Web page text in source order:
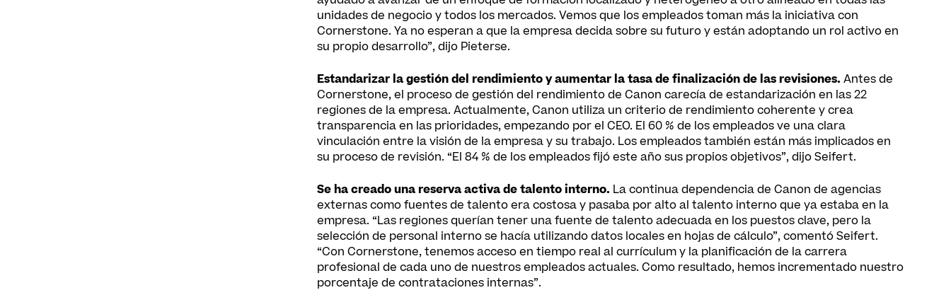
unidades de negocio y todos los mercados. Vemos que los empleados toman más la iniciativa con
Cornerstone. Ya no esperan a que la empresa decida sobre su futuro y están adoptando un rol activo en
su propio desarrollo”, dijo Pieterse.
Estandarizar la gestión del rendimiento y aumentar la tasa de finalización de las revisiones. Antes de
Cornerstone, el proceso de gestión del rendimiento de Canon carecía de estandarización en las 22
regiones de la empresa. Actualmente, Canon utiliza un criterio de rendimiento coherente y crea
transparencia en las prioridades, empezando por el CEO. El 60 % de los empleados ve una clara
vinculación entre la visión de la empresa y su trabajo. Los empleados también están más implicados en
su proceso de revisión. “El 84 % de los empleados fijó este año sus propios objetivos”, dijo Seifert.
Se ha creado una reserva activa de talento interno. La continua dependencia de Canon de agencias
externas como fuentes de talento era costosa y pasaba por alto al talento interno que ya estaba en la
empresa. “Las regiones querían tener una fuente de talento adecuada en los puestos clave, pero la
selección de personal interno se hacía utilizando datos locales en hojas de cálculo”, comentó Seifert.
“Con Cornerstone, tenemos acceso en tiempo real al currículum y la planificación de la carrera
profesional de cada uno de nuestros empleados actuales. Como resultado, hemos incrementado nuestro
porcentaje de contrataciones internas”.